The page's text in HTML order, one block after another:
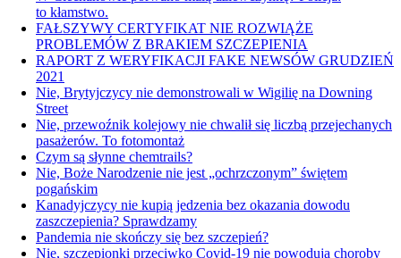
to kłamstwo.
FAŁSZYWY CERTYFIKAT NIE ROZWIĄŻE
PROBLEMÓW Z BRAKIEM SZCZEPIENIA
RAPORT Z WERYFIKACJI FAKE NEWSÓW GRUDZIEŃ
2021
Nie, Brytyjczycy nie demonstrowali w Wigilię na Downing
Street
Nie, przewoźnik kolejowy nie chwalił się liczbą przejechanych
pasażerów. To fotomontaż
Czym są słynne chemtrails?
Nie, Boże Narodzenie nie jest „ochrzczonym” świętem
pogańskim
Kanadyjczycy nie kupią jedzenia bez okazania dowodu
zaszczepienia? Sprawdzamy
Pandemia nie skończy się bez szczepień?
Nie, szczepionki przeciwko Covid-19 nie powodują choroby